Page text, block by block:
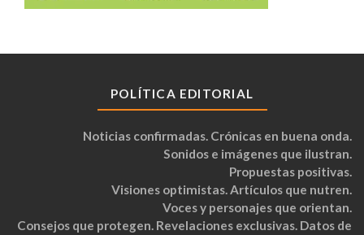
POLÍTICA EDITORIAL
Noticias confirmadas. Crónicas en buena onda.
Sonidos e imágenes que ilustran.
Propuestas positivas.
Visiones optimistas. Artículos que nutren.
Voces y personajes que orientan.
Consejos que protegen. Revelaciones exclusivas. Datos de